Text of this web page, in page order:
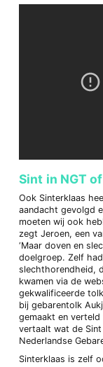
Sint in NGT
Ook Sinterklaas
aandacht gevolgd
moeten wij ook
zegt Jeroen, een
‘Maar doven en
doelgroep. Zelf
slechthorendheid,
kwamen via de
gekwalificeerde
bij gebarentolk
gemaakt en
vertaalt wat de
Nederlandse
Sinterklaas is zelf